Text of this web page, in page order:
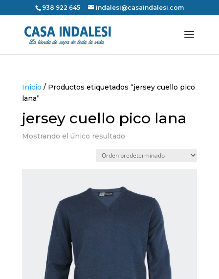
938 922 645 indalesi@casaindalesi.com
Inicio / Productos etiquetados “jersey cuello pico
lana”
jersey cuello pico lana
Mostrando el único resultado